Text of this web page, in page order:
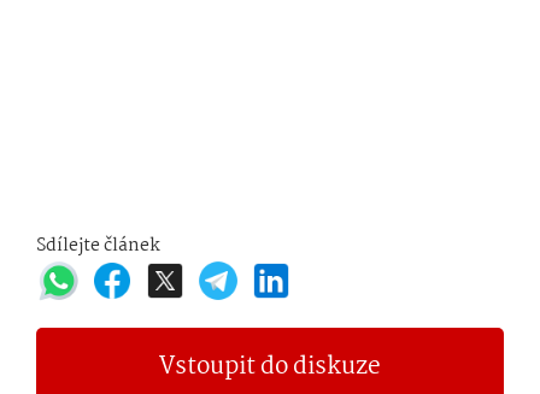
Sdílejte článek
Vstoupit do diskuze